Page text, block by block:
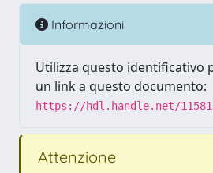
Informazioni
Utilizza questo identificativo
un link a questo documento:
https://hdl.handle.net/
Attenzione